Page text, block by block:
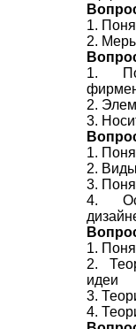
1.
2.
1.
2.
3.
1.
2.
3.
4.
1.
2.
идеи
3.
4.